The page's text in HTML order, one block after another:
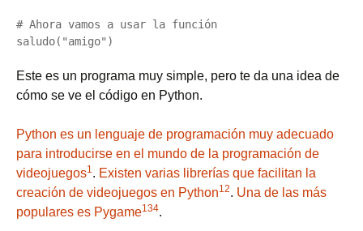
# Ahora vamos a usar la función
Este es un programa muy simple, pero te da una idea de
cómo se ve el código en Python.
Python es un lenguaje de programación muy adecuado
para introducirse en el mundo de la programación de
videojuegos1. Existen varias librerías que facilitan la
creación de videojuegos en Python12. Una de las más
populares es Pygame134.